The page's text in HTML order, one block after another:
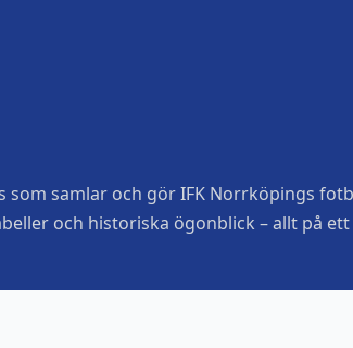
som samlar och gör IFK Norrköpings
och historiska ögonblick – allt på